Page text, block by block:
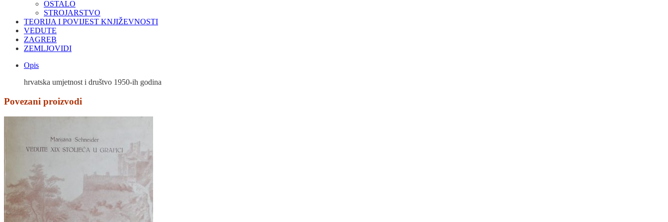
OSTALO
STROJARSTVO
TEORIJA I POVIJEST KNJIŽEVNOSTI
VEDUTE
ZAGREB
ZEMLJOVIDI
Opis
hrvatska umjetnost i društvo 1950-ih godina
Povezani proizvodi